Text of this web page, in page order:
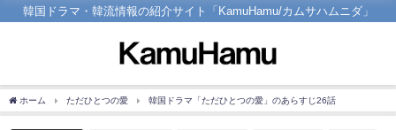
韓国ドラマ・韓流情報の紹介サイト「KamuHamu/カムサハムニダ」
ホーム ただひとつの愛 韓国ドラマ「ただひとつの愛」のあらすじ26話